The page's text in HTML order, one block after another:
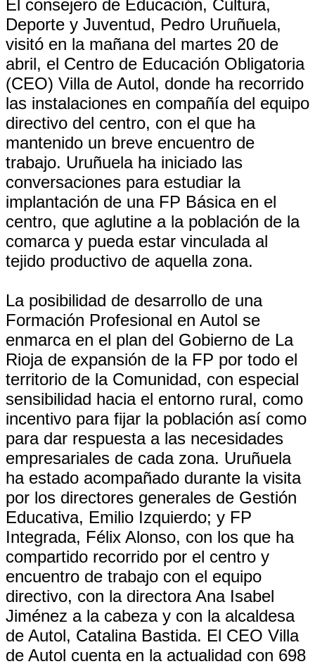
El consejero de Educación, Cultura,
Deporte y Juventud, Pedro Uruñuela,
visitó en la mañana del martes 20 de
abril, el Centro de Educación Obligatoria
(CEO) Villa de Autol, donde ha recorrido
las instalaciones en compañía del equipo
directivo del centro, con el que ha
mantenido un breve encuentro de
trabajo. Uruñuela ha iniciado las
conversaciones para estudiar la
implantación de una FP Básica en el
centro, que aglutine a la población de la
comarca y pueda estar vinculada al
tejido productivo de aquella zona.
La posibilidad de desarrollo de una
Formación Profesional en Autol se
enmarca en el plan del Gobierno de La
Rioja de expansión de la FP por todo el
territorio de la Comunidad, con especial
sensibilidad hacia el entorno rural, como
incentivo para fijar la población así como
para dar respuesta a las necesidades
empresariales de cada zona. Uruñuela
ha estado acompañado durante la visita
por los directores generales de Gestión
Educativa, Emilio Izquierdo; y FP
Integrada, Félix Alonso, con los que ha
compartido recorrido por el centro y
encuentro de trabajo con el equipo
directivo, con la directora Ana Isabel
Jiménez a la cabeza y con la alcaldesa
de Autol, Catalina Bastida. El CEO Villa
de Autol cuenta en la actualidad con 698